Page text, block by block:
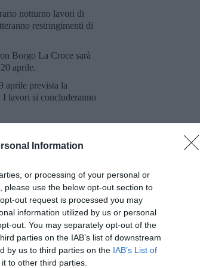
Information
or processing of your personal or
use the below opt-out section to
out request is processed you may
information utilized by us or personal
out. You may separately opt-out of the
parties on the IAB’s list of downstream
by us to third parties on the IAB’s List of
to other third parties.
notturno lavori di
restringimenti di
Borgo La Croce sarà
aprile.
aprile prevista la
I lavori si concluderanno
via del Campanile-via
Da lunedì 9 aprile
previsto 21
via Forlanini
idrica e fognaria. Sul
alternato con movieri